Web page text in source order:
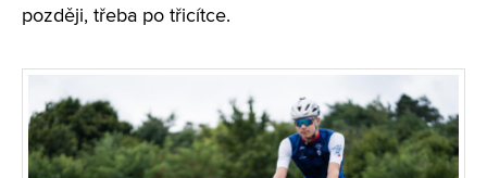
později, třeba po třicítce.